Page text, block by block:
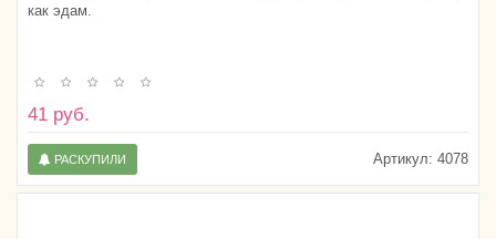
как эдам.
41 руб.
Артикул: 4078
РАСКУПИЛИ